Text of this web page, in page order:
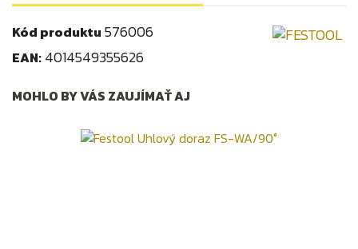
Kód produktu 576006
EAN: 4014549355626
MOHLO BY VÁS ZAUJÍMAŤ AJ